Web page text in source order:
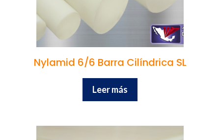
Nylamid 6/6 Barra Cilíndrica SL
Leer más